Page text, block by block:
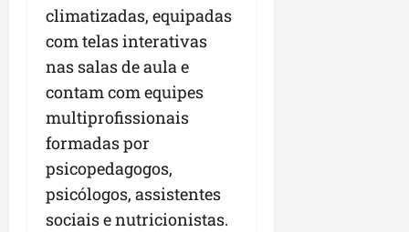
climatizadas, equipadas
com telas interativas
nas salas de aula e
contam com equipes
multiprofissionais
formadas por
psicopedagogos,
psicólogos, assistentes
sociais e nutricionistas.